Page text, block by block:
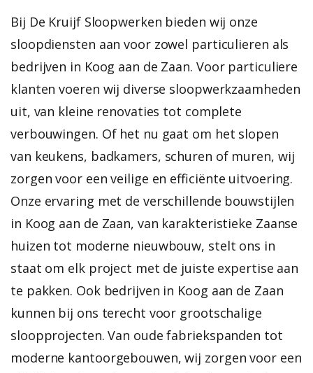
Bij De Kruijf Sloopwerken bieden wij onze
sloopdiensten aan voor zowel particulieren als
bedrijven in Koog aan de Zaan. Voor particuliere
klanten voeren wij diverse sloopwerkzaamheden
uit, van kleine renovaties tot complete
verbouwingen. Of het nu gaat om het slopen
van keukens, badkamers, schuren of muren, wij
zorgen voor een veilige en efficiënte uitvoering.
Onze ervaring met de verschillende bouwstijlen
in Koog aan de Zaan, van karakteristieke Zaanse
huizen tot moderne nieuwbouw, stelt ons in
staat om elk project met de juiste expertise aan
te pakken. Ook bedrijven in Koog aan de Zaan
kunnen bij ons terecht voor grootschalige
sloopprojecten. Van oude fabriekspanden tot
moderne kantoorgebouwen, wij zorgen voor een